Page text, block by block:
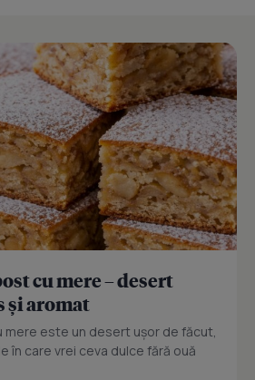
cu mere – desert
și aromat
mere este un desert ușor de făcut,
în care vrei ceva dulce fără ouă